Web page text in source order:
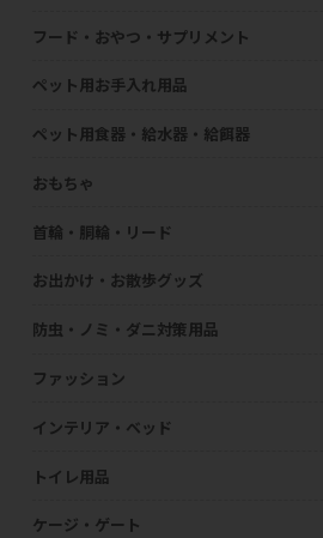
フード・おやつ・サプリメント
ペット用お手入れ用品
ペット用食器・給水器・給餌器
おもちゃ
首輪・胴輪・リード
お出かけ・お散歩グッズ
防虫・ノミ・ダニ対策用品
ファッション
インテリア・ベッド
トイレ用品
ケージ・ゲート